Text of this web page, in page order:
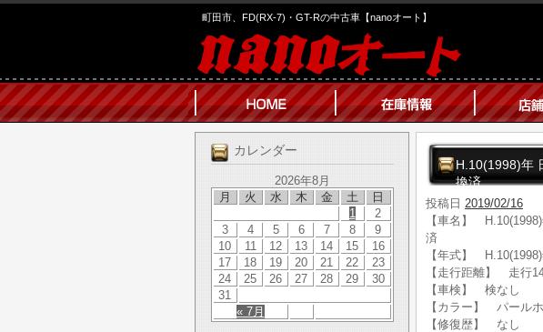
町田市、FD(RX-7)・GT-Rの中古車【nanoオート】
カレンダー
2026年8月
月
火 水 木 金 土 日
« 7月
1
2
3
4 5 6 7 8
9
10
11 12 13 14 15
16
17
18 19 20 21 22
23
24
25 26 27 28 29
30
31
H.10(1998)年
換済
投稿日 2019/02/16
【車名】
済
【年式】
【走行距離】 走行
【車検】 検なし
【カラー】 パール
【修復歴】 なし